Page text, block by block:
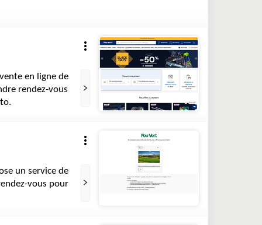
en ligne de
rendez-vous
un service de
vous pour